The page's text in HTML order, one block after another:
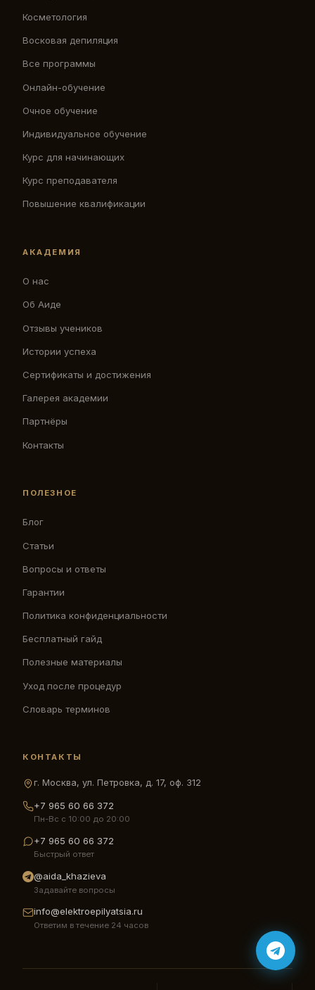
Косметология
Восковая депиляция
Все программы
Онлайн-обучение
Очное обучение
Индивидуальное обучение
Курс для начинающих
Курс преподавателя
Повышение квалификации
АКАДЕМИЯ
О нас
Об Аиде
Отзывы учеников
Истории успеха
Сертификаты и достижения
Галерея академии
Партнёры
Контакты
ПОЛЕЗНОЕ
Блог
Статьи
Вопросы и ответы
Гарантии
Политика конфиденциальности
Бесплатный гайд
Полезные материалы
Уход после процедур
Словарь терминов
КОНТАКТЫ
г. Москва, ул. Петровка, д. 17, оф. 312
+7 965 60 66 372
Пн-Вс с 10:00 до 20:00
+7 965 60 66 372
Быстрый ответ
@aida_khazieva
Задавайте вопросы
info@elektroepilyatsia.ru
Ответим в течение 24 часов